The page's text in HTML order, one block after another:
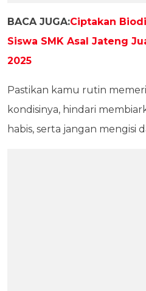
BACA JUGA:Ciptakan
Siswa SMK Asal Jateng
2025
Pastikan kamu rutin
kondisinya, hindari
habis, serta jangan mengisi